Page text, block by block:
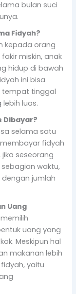
bulan suci
Fidyah?
kepada orang
miskin, anak
hidup di bawah
ini bisa
tempat tinggal
luas.
Dibayar?
selama satu
fidyah
seseorang
waktu,
jumlah
Uang
uang yang
Meskipun hal
makanan lebih
yaitu